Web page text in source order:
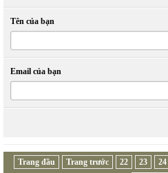
Tên của bạn
Email của bạn
Trang đầu Trang trước 22 23 24